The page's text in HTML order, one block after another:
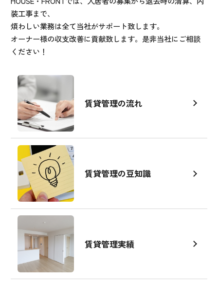
装工事まで、
煩わしい業務は全て当社がサポート致します。
オーナー様の収支改善に貢献致します。是非当社にご相談
ください！
賃貸管理の流れ
賃貸管理の豆知識
賃貸管理実績